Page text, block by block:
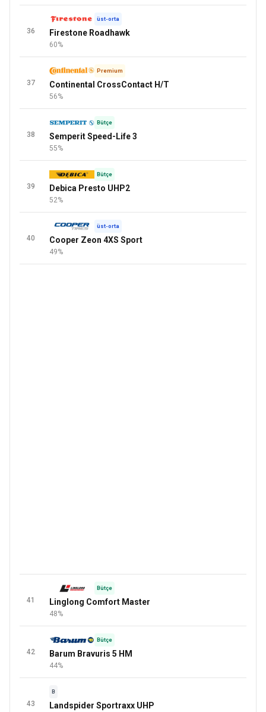
36
üst-orta
Firestone Roadhawk
60%
37
Premium
Continental CrossContact H/T
56%
38
Bütçe
Semperit Speed-Life 3
55%
39
Bütçe
Debica Presto UHP2
52%
40
üst-orta
Cooper Zeon 4XS Sport
49%
41
Bütçe
Linglong Comfort Master
48%
42
Bütçe
Barum Bravuris 5 HM
44%
43
B
Landspider Sportraxx UHP